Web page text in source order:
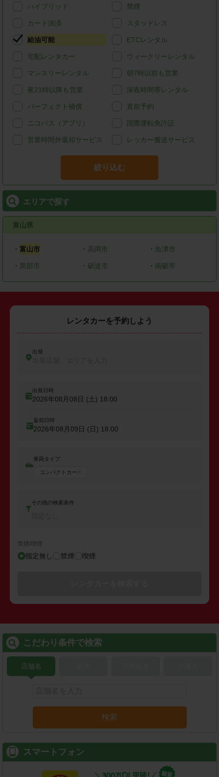
ハイブリッド 禁煙
カード決済 スタッドレス
給油可能 ETCレンタル
宅配レンタカー ウィークリーレンタル
マンスリーレンタル 朝7時以前も営業
夜21時以降も営業 深夜時間帯レンタル
パーフェクト補償 直前予約
ニコパス（アプリ） 国際運転免許証
営業時間外返却サービス レッカー搬送サービス
絞り込む
エリアで探す
富山県
・ 富山市 ・ 高岡市 ・ 魚津市
・ 黒部市 ・ 砺波市 ・ 南砺市
レンタカーを予約しよう
出発
出発日時
2026年08月08日 (土) 18:00
返却日時
2026年08月09日 (日) 18:00
車両タイプ
コンパクトカー
その他の検索条件
禁煙/喫煙
指定無し 禁煙 喫煙
こだわり条件で検索
店舗名
検索
スマートフォン